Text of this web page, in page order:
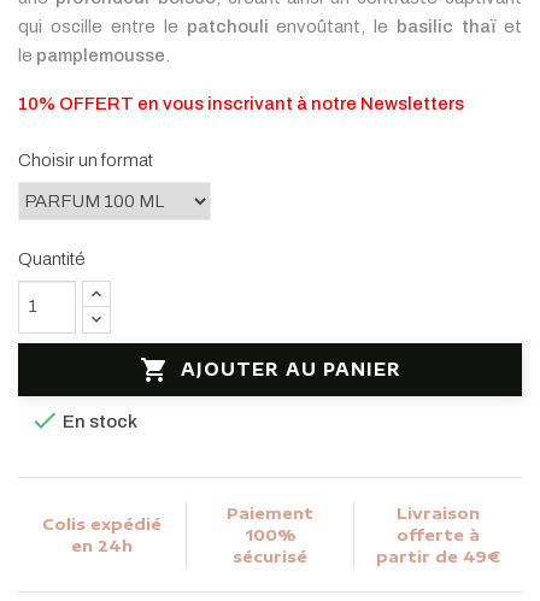
qui oscille entre le patchouli envoûtant, le basilic thaïet
le pamplemousse
10% OFFERT en vous inscrivant à notre Newsletters
Choisir un format
Quantité
 AJOUTER AU PANIER
 En stock
Colis expédié
en 24h
Paiement
100%
sécurisé
Livraison
offerte à
partir de 49€